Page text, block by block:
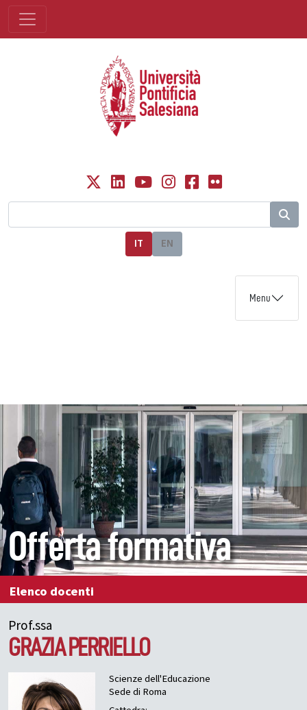
IT EN
Menu
Offerta formativa
Elenco docenti
Prof.ssa
GRAZIA PERRIELLO
Scienze dell'Educazione
Sede di Roma